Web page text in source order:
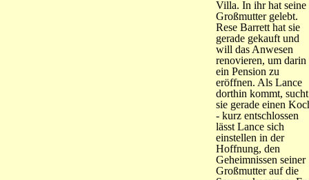
Villa. In ihr hat seine
Großmutter gelebt.
Rese Barrett hat sie
gerade gekauft und
will das Anwesen
renovieren, um darin
ein Pension zu
eröffnen. Als Lance
dorthin kommt, sucht
sie gerade einen
- kurz entschlossen
lässt Lance sich
einstellen in der
Hoffnung, den
Geheimnissen seiner
Großmutter auf die